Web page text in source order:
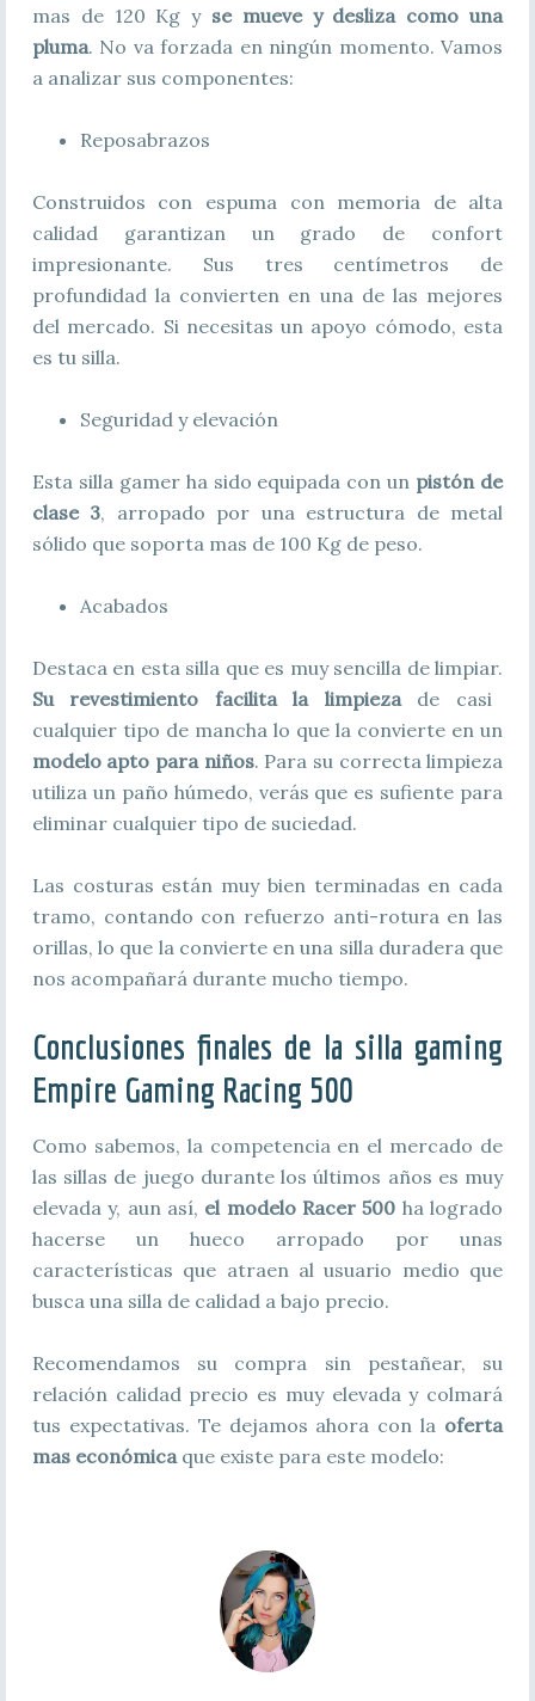
mas de 120 Kg y se mueve y desliza como una
pluma. No va forzada en ningún momento. Vamos
a analizar sus componentes:
Reposabrazos
Construidos con espuma con memoria de alta
calidad garantizan un grado de confort
impresionante. Sus tres centímetros de
profundidad la convierten en una de las mejores
del mercado. Si necesitas un apoyo cómodo, esta
es tu silla.
Seguridad y elevación
Esta silla gamer ha sido equipada con un pistón de
clase 3, arropado por una estructura de metal
sólido que soporta mas de 100 Kg de peso.
Acabados
Destaca en esta silla que es muy sencilla de limpiar.
Su revestimiento facilita la limpiezade casi
cualquier tipo de mancha lo que la convierte en un
modelo apto para niños. Para su correcta limpieza
utiliza un paño húmedo, verás que es sufiente para
eliminar cualquier tipo de suciedad.
Las costuras están muy bien terminadas en cada
tramo, contando con refuerzo anti-rotura en las
orillas, lo que la convierte en una silla duradera que
nos acompañará durante mucho tiempo.
Conclusiones finales de la silla gaming
Empire Gaming Racing 500
Como sabemos, la competencia en el mercado de
las sillas de juego durante los últimos años es muy
elevada y, aun así, el modelo Racer 500 ha logrado
hacerse un hueco arropado por unas
características que atraen al usuario medio que
busca una silla de calidad a bajo precio.
Recomendamos su compra sin pestañear, su
relación calidad precio es muy elevada y colmará
tus expectativas. Te dejamos ahora con la oferta
mas económicaque existe para este modelo: